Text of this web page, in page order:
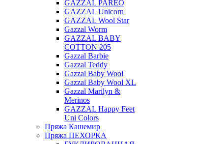
GAZZAL PAREO
GAZZAL Unicorn
GAZZAL Wool Star
Gazzal Worm
GAZZAL BABY
COTTON 205
Gazzal Barbie
Gazzal Teddy
Gazzal Baby Wool
Gazzal Baby Wool XL
Gazzal Marilyn &
Merinos
GAZZAL Happy Feet
Uni Colors
Пряжа Кашемир
Пряжа ПЕХОРКА